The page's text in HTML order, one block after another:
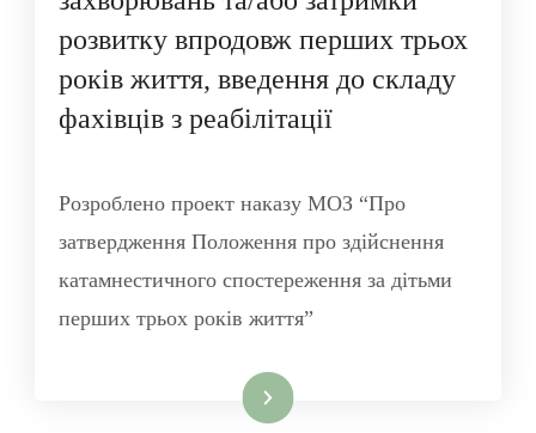
розвитку впродовж перших трьох
років життя, введення до складу
фахівців з реабілітації
Розроблено проект наказу МОЗ “Про
затвердження Положення про здійснення
катамнестичного спостереження за дітьми
перших трьох років життя”
Читати далі